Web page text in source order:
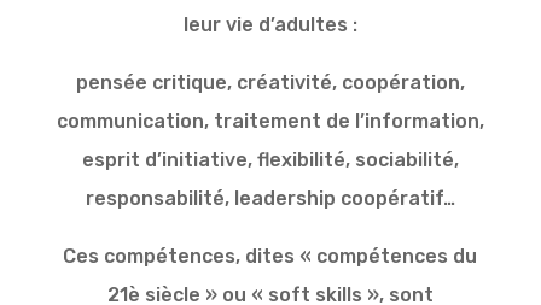
leur vie d’adultes :
pensée critique, créativité, coopération,
communication, traitement de l’information,
esprit d’initiative, flexibilité, sociabilité,
responsabilité, leadership coopératif…
Ces compétences, dites « compétences du
21è siècle » ou « soft skills », sont